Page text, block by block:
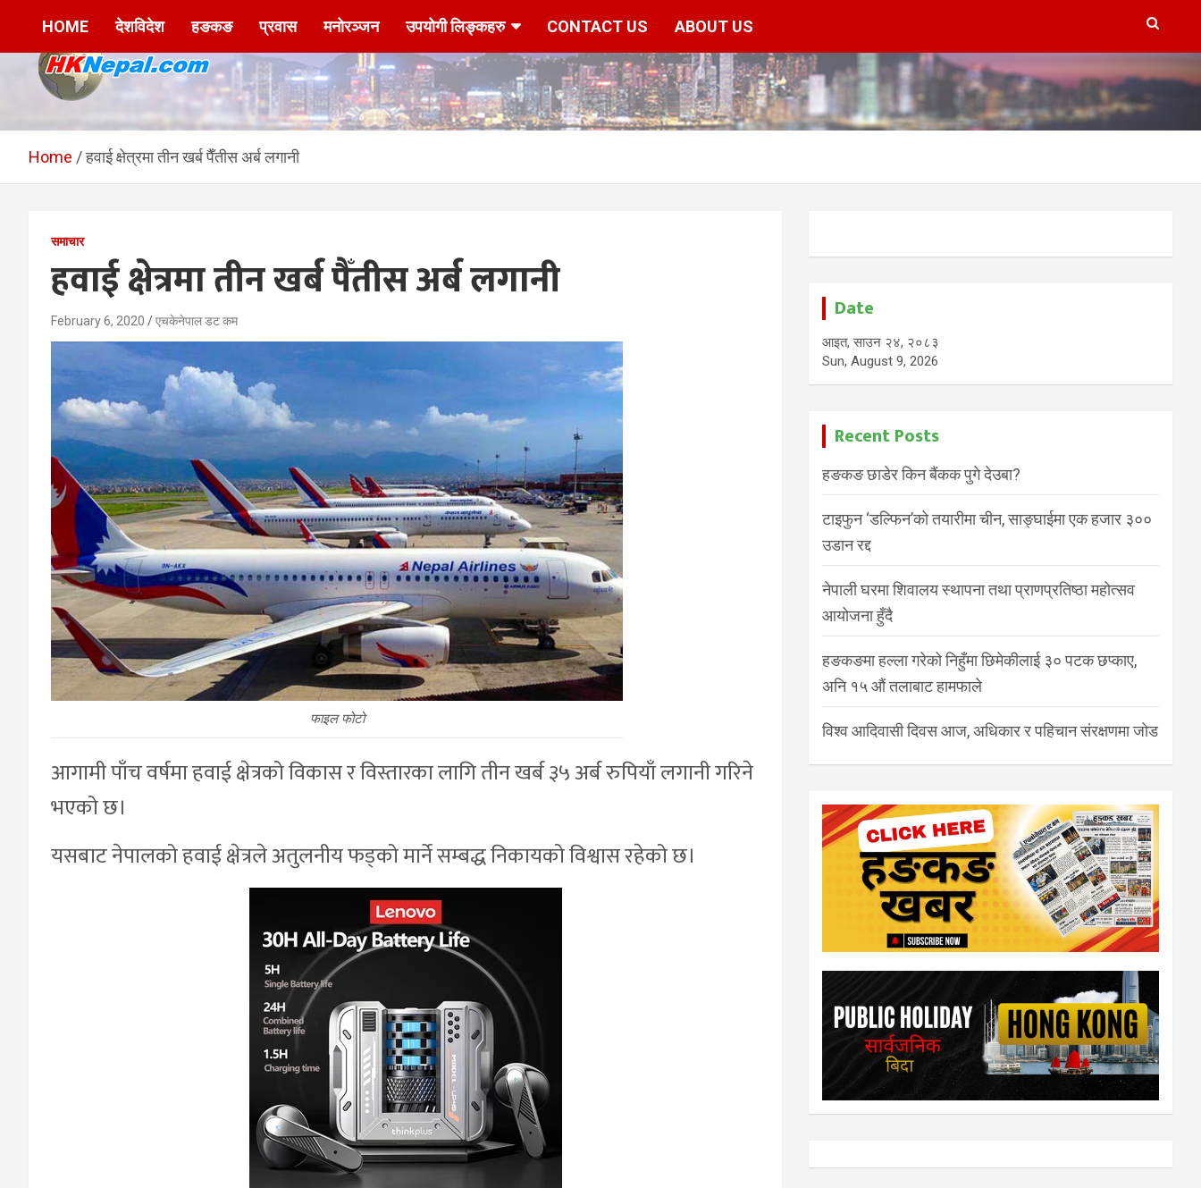
HKNepal.com –
हङकङबाट सञ्चालित पहिलो
hknepal, hknepal.com, hk nepal, hk nepal com
HOME देशविदेश हङकङ प्रवास मनोरञ्जन उपयोगी लिङ्कहरु CONTACT US ABOUT US
Home हवाई क्षेत्रमा तीन खर्ब पैँतीस अर्ब लगानी
समाचार
हवाई क्षेत्रमा तीन खर्ब पैँतीस अर्ब लगानी
February 6, 2020 एचकेनेपाल डट कम
फाइल फोटो
आगामी पाँच वर्षमा हवाई क्षेत्रको विकास र विस्तारका लागि तीन खर्ब ३५ अर्ब रुपियाँ लगानी गरिने
भएको छ।
यसबाट नेपालको हवाई क्षेत्रले अतुलनीय फड्को मार्ने सम्बद्ध निकायको विश्वास रहेको छ।
Date
आइत, साउन २४, २०८३
Sun, August 9, 2026
Recent Posts
हङकङ छाडेर किन बैंकक पुगे देउबा?
टाइफुन ‘डल्फिन’को तयारीमा चीन, साङ्घाईमा एक हजार ३००
उडान रद्द
नेपाली घरमा शिवालय स्थापना तथा प्राणप्रतिष्ठा महोत्सव
आयोजना हुँदै
हङकङमा हल्ला गरेको निहुँमा छिमेकीलाई ३० पटक छप्काए,
अनि १५ औं तलाबाट हामफाले
विश्व आदिवासी दिवस आज, अधिकार र पहिचान संरक्षणमा जोड